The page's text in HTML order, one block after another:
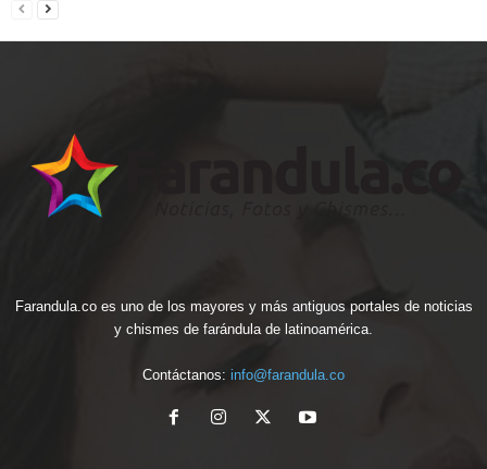
Farandula.co es uno de los mayores y más antiguos portales de noticias
y chismes de farándula de latinoamérica.
Contáctanos: info@farandula.co